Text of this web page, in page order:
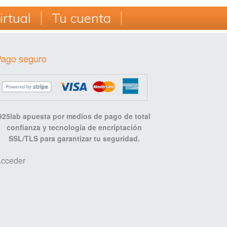
exportación de Plan Cameral
Gastos de envío [descargable]
Tu cuenta
seguro
apuesta por medios de pago de total
confianza y tecnología de encriptación
SSL/TLS para garantizar tu seguridad.